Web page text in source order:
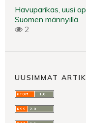
Havuparikas, uusi
Suomen männyillä.
2
UUSIMMAT